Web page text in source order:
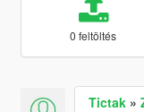
0 feltöltés
Tictak»